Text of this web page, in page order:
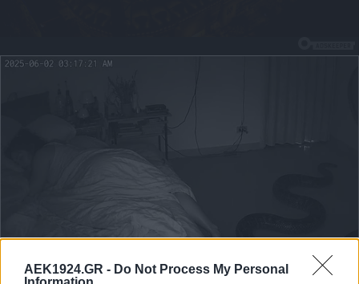
AEK1924.GR - Do Not Process My Personal